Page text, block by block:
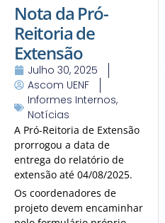
Nota da Pró-
Reitoria de
Extensão
Julho 30, 2025
Ascom UENF
Informes Internos,
Notícias
A Pró-Reitoria de Extensão
prorrogou a data de
entrega do relatório de
extensão até 04/08/2025.
Os coordenadores de
projeto devem encaminhar